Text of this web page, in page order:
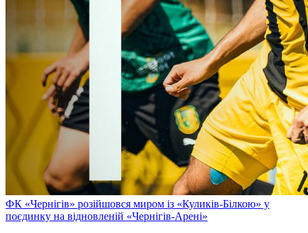
ФК «Чернігів» розійшовся миром із «Куликів-Білкою» у
поєдинку на відновленій «Чернігів-Арені»